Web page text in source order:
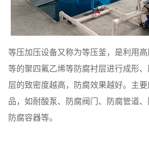
等压加压设备又称为等压釜，是利用
等的聚四氟乙烯等防腐衬层进行成形
层的致密度越高，防腐效果越好。主
品，如耐酸泵、防腐阀门、防腐管道、
防腐容器等。